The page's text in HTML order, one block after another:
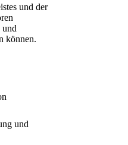
und der
und
können.
und